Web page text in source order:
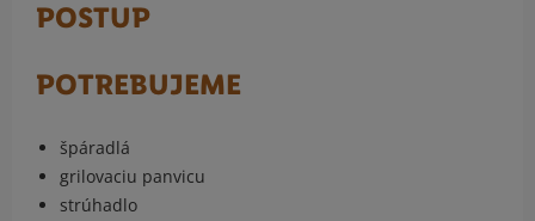
POSTUP
POTREBUJEME
špáradlá
grilovaciu panvicu
strúhadlo